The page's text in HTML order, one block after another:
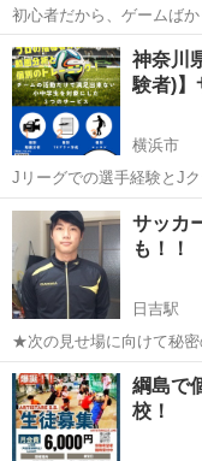
初心者だから、ゲームば
方を募集。 フットサルに参加しても、ゲームばかりでほとんど何もで
きないんだよね...と思う初心者は多いは
る初心者向けのレッ...
神奈川 横浜市 サッ
神奈川
験者)
横浜市
Jリーグでの選手経験とJ
した。 指導について今ま
ており、子供達の心身の
す。 小学生を中心にチーム
神奈川 横浜市
サッカ
も！！
日吉駅
★次の見せ場に向けて秘
でも本格的にでも、ご希望に沿
を教えて頂き、そのゴー
きます。ドリブルが上手に
神奈川 横浜市 日吉
綱島で
校！